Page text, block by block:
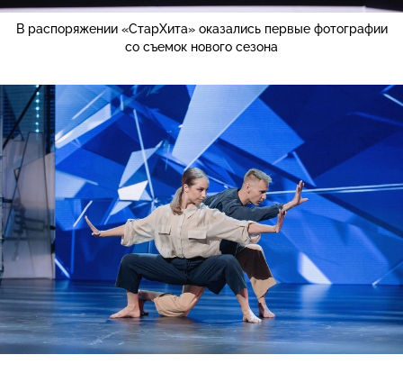
В распоряжении «СтарХита» оказались первые фотографии
со съемок нового сезона